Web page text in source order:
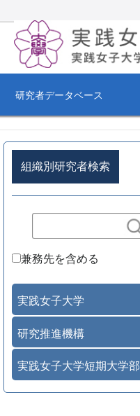
研究者データベース
組織別研究者検索
兼務先を含める
実践女子大学
研究推進機構
実践女子大学短期大学部